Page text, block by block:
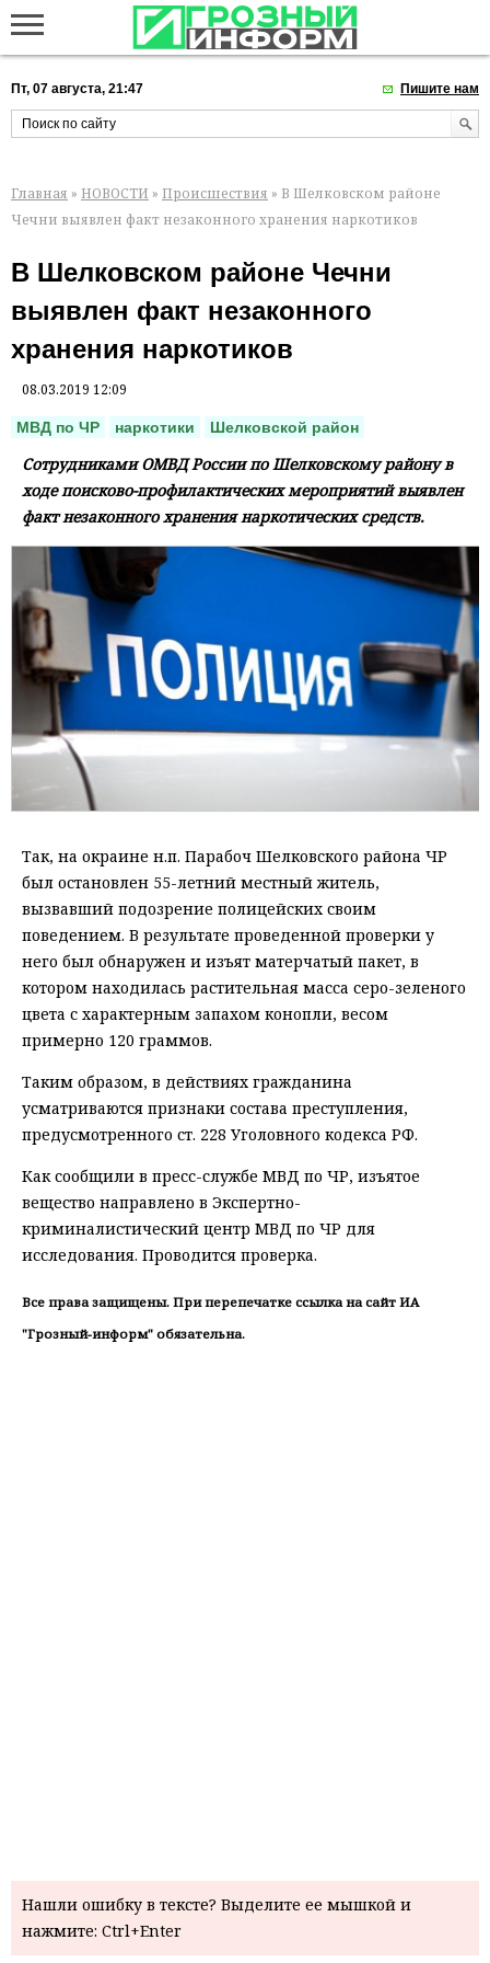
Пт, 07 августа, 21:47 Пишите нам
Главная » НОВОСТИ » Происшествия » В Шелковском районе
Чечни выявлен факт незаконного хранения наркотиков
В Шелковском районе Чечни
выявлен факт незаконного
хранения наркотиков
08.03.2019 12:09
МВД по ЧР наркотики Шелковской район
Сотрудниками ОМВД России по Шелковскому району в
ходе поисково-профилактических мероприятий выявлен
факт незаконного хранения наркотических средств.
Так, на окраине н.п. Парабоч Шелковского района ЧР
был остановлен 55-летний местный житель,
вызвавший подозрение полицейских своим
поведением. В результате проведенной проверки у
него был обнаружен и изъят матерчатый пакет, в
котором находилась растительная масса серо-зеленого
цвета с характерным запахом конопли, весом
примерно 120 граммов.
Таким образом, в действиях гражданина
усматриваются признаки состава преступления,
предусмотренного ст. 228 Уголовного кодекса РФ.
Как сообщили в пресс-службе МВД по ЧР, изъятое
вещество направлено в Экспертно-
криминалистический центр МВД по ЧР для
исследования. Проводится проверка.
Все права защищены. При перепечатке ссылка на сайт ИА
"Грозный-информ" обязательна.
Нашли ошибку в тексте? Выделите ее мышкой и
нажмите: Ctrl+Enter